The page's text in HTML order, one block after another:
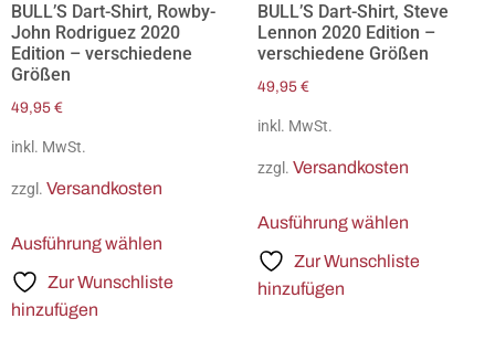
BULL’S Dart-Shirt, Rowby-
John Rodriguez 2020
Edition – verschiedene
Größen
49,95 €
inkl. MwSt.
zzgl. Versandkosten
Ausführung wählen
Zur Wunschliste
hinzufügen
BULL’S Dart-Shirt, Steve
Lennon 2020 Edition –
verschiedene Größen
49,95 €
inkl. MwSt.
zzgl. Versandkosten
Ausführung wählen
Zur Wunschliste
hinzufügen